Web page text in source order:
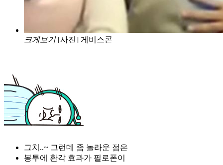
크게보기 [사진] 게비스콘
그치..~ 그런데 좀 놀라운 점은
봉투에 환각 효과가 필로폰이